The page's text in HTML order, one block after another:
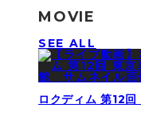
MOVIE
SEE ALL
ロクディム 第12回